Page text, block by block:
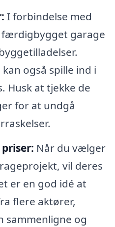
I forbindelse med
færdigbygget garage
også spille ind i
Husk at tjekke de
for at undgå
Når du vælger
vil deres
er en god idé at
flere aktører,
sammenligne og